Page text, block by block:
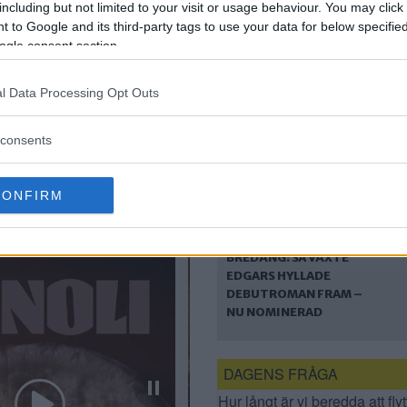
but not limited to your visit or usage behaviour. You may
to Google and its third-party tags to use your data for below
consent section.
Data Processing Opt Outs
BÄTTRE STADSDEL I
NY BLODIG KEPLER-
BREDÄNG: SÅ VÄXTE
EDGARS HYLLADE
DEBUTROMAN FRAM –
NU NOMINERAD
DAGENS FRÅGA
Hur långt är vi beredda att